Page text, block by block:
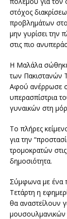
στόχος
προβλημάτων
μην γυρίσει την
στις πιο
Η Μαλάλα
των Πακιστανών
Αφού ανέρρωσε
υπερασπίστρια
γυναικών στη
Το πλήρες
για την
τρομοκρατών
δημοσιότητα.
Σύμφωνα με ένα
Τετάρτη η
θα αναστείλουν
μουσουλμανικών